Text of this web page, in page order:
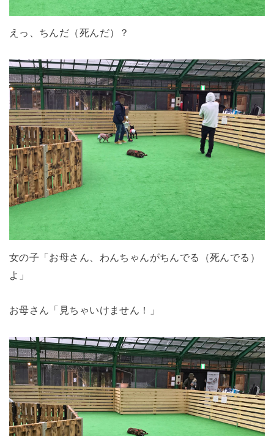
えっ、ちんだ（死んだ）？
女の子「お母さん、わんちゃんがちんでる（死んでる）
よ」
お母さん「見ちゃいけません！」